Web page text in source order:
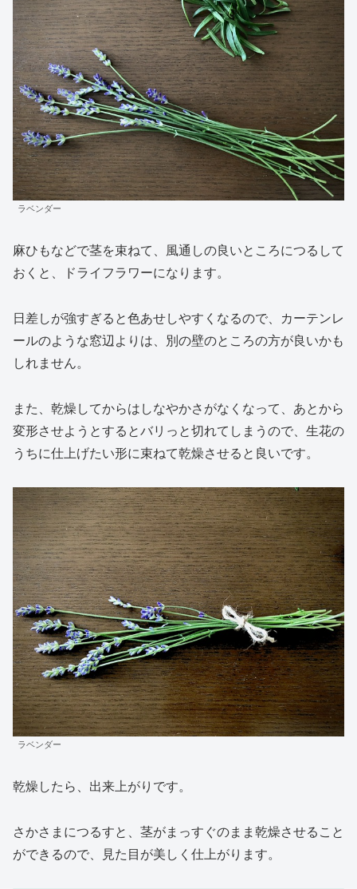
ラベンダー
麻ひもなどで茎を束ねて、風通しの良いところにつるして
おくと、ドライフラワーになります。
日差しが強すぎると色あせしやすくなるので、カーテンレ
ールのような窓辺よりは、別の壁のところの方が良いかも
しれません。
また、乾燥してからはしなやかさがなくなって、あとから
変形させようとするとバリっと切れてしまうので、生花の
うちに仕上げたい形に束ねて乾燥させると良いです。
ラベンダー
乾燥したら、出来上がりです。
さかさまにつるすと、茎がまっすぐのまま乾燥させること
ができるので、見た目が美しく仕上がります。